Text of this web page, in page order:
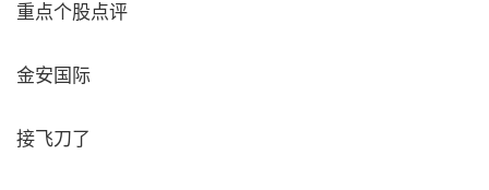
重点个股点评
金安国际
接飞刀了